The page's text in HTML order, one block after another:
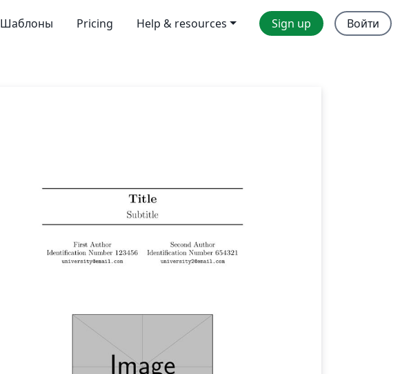
Шаблоны Pricing Help & resources Sign up Войти